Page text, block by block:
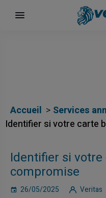
Accueil
Services
Identifier si votre carte
Identifier si
compromise
26/05/2025 Veritas